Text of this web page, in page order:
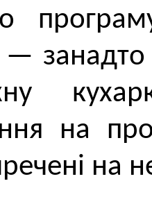
—
на
на